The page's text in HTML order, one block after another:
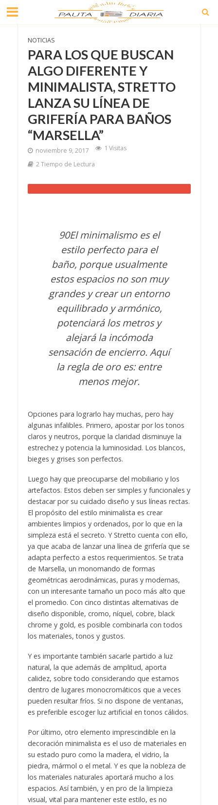
NOTICIAS
PARA LOS QUE BUSCAN
ALGO DIFERENTE Y
MINIMALISTA, STRETTO
LANZA SU LÍNEA DE
GRIFERÍA PARA BAÑOS
“MARSELLA”
noviembre 9, 2017
1 Visitas
2 Tiempo de Lectura
90El minimalismo es el
estilo perfecto para el
baño, porque usualmente
estos espacios no son muy
grandes y crear un entorno
equilibrado y armónico,
potenciará los metros y
alejará la incómoda
sensación de encierro. Aquí
la regla de oro es: entre
menos mejor.
Opciones para lograrlo hay muchas, pero hay
algunas infalibles. Primero, apostar por los tonos
claros y neutros, porque la claridad disminuye la
estrechez y potencia la luminosidad. Los blancos,
bieges y grises son perfectos.
Luego hay que preocuparse del mobiliario y los
artefactos. Estos deben ser simples y funcionales y
destacar por su cuidado diseño y sus líneas rectas.
El propósito del estilo minimalista es crear
ambientes limpios y ordenados, por lo que en la
simpleza está el secreto. Y Stretto cuenta con ello,
ya que acaba de lanzar una línea de grifería que se
adapta perfecto a estos requerimientos. Se trata
de Marsella, un monomando de formas
geométricas aerodinámicas, puras y modernas,
con un interesante tamaño un poco más alto que
el promedio. Con cinco distintas alternativas de
diseño disponible, cromo, níquel, cobre, black
chrome y gold, es posible combinarla con todos
los materiales, tonos y gustos.
Y es importante también sacarle partido a luz
natural, la que además de amplitud, aporta
calidez, sobre todo considerando que estamos
dentro de lugares monocromáticos que a veces
pueden resultar fríos. Si no dispone de ventanas,
es preferible escoger luz artificial en tonos cálidos.
Por último, otro elemento imprescindible en la
decoración minimalista es el uso de materiales en
su estado puro como la madera, el vidrio, la
piedra, mármol o el metal. Y es que la nobleza de
los materiales naturales aportará mucho a los
espacios. Así también, y en pro de la limpieza
visual, vital para mantener este estilo, es no